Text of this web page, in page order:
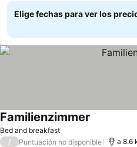
Elige fechas para ver los
Bed and breakfast
Familienzimmer
/ Puntuación no disponible a 8.6